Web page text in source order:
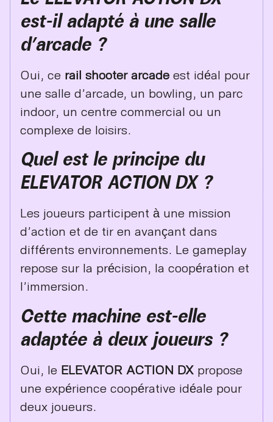
est-il adapté à une salle
d’arcade ?
Oui, ce rail shooter arcade est idéal pour
une salle d’arcade, un bowling, un parc
indoor, un centre commercial ou un
complexe de loisirs.
Quel est le principe du
ELEVATOR ACTION DX ?
Les joueurs participent à une mission
d’action et de tir en avançant dans
différents environnements. Le gameplay
repose sur la précision, la coopération et
l’immersion.
Cette machine est-elle
adaptée à deux joueurs ?
Oui, le ELEVATOR ACTION DX propose
une expérience coopérative idéale pour
deux joueurs.